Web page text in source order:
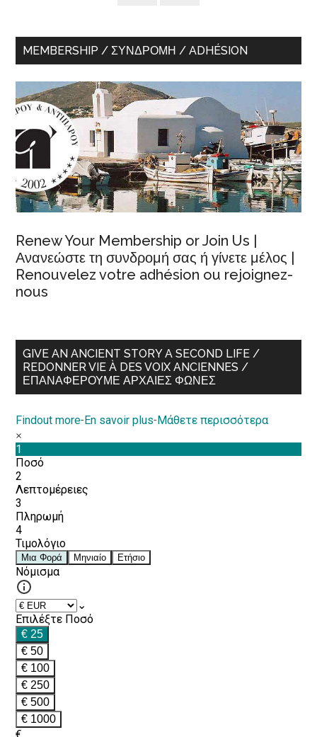
MEMBERSHIP / ΣΥΝΔΡΟΜΉ / ADHÉSION
Renew Your Membership or Join Us |
Ανανεώστε τη συνδρομή σας ή γίνετε μέλος |
Renouvelez votre adhésion ou rejoignez-
nous
GIVE AN ANCIENT STORY A SECOND LIFE /
REDONNER VIE À DES VOIX ANCIENNES /
ΕΠΑΝΑΦΈΡΟΥΜΕ ΑΡΧΑΊΕΣ ΦΩΝΈΣ
Findout more-En savoir plus-Μάθετε περισσότερα